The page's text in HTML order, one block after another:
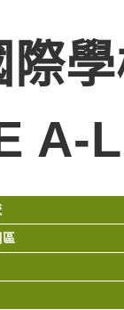
際
A-